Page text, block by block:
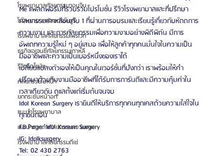
โรงพยาบาลศัลยกรรมวอนจิน
โรงพยาบาลศัลยกรรมอูรี
โรงพยาบาลศัลยกรรมไพรเวท
ธุรกิจเอเจนซี่ศัลยกรรมเกาหลี
รีวิวฉีดไขมัน
ศัลยกรรมใบหน้า
ยกกระชับหน้าอก
แนะนำโรงพยาบาล
แนะนำการทำศัลยกรรมความงาม
โรงพยาบาลศัลยกรรมดีเซ่
Me แพลตฟอร์มที่รวบรวมโปรโมชั่น รีวิวโรงพยาบาลและที่ปรึกษา
ศัลยกรรมเกาหลีอันดับ 1 ที่ผ่านการอบรมและเรียนรู้เกี่ยวกับหัตถการ
ความงาม และการศัลยกรรมเพื่อความงามอย่างพิถีพิถัน มีการ
อัพเดทความรู้ใหม่ ๆ อยู่เสมอ เพื่อให้ลูกค้าทุกคนมั่นใจในความเป็น
มืออาชีพและความเป็นเบอร์หนึ่งของเราได้
เปลี่ยนแปลงตัวเองให้เป็นคุณในเวอร์ชั่นที่ปังกว่า เราพร้อมให้คำ
ปรึกษาด้วยทีมงานมืออาชีพที่ได้รับการการันตีและมีความคุ้มค่าใน
เวลาเดียวกัน ดูแลตั้งแต่เริ่มต้นจนจบ
Idol Korean Surgery เรายินดีให้บริการทุกคนทุกเคสด้วยความใส่ใจใน
ทุกขั้นตอน
FB Page: Idol Korean Surgery
IG: Idolksurgery
Tel: 02 430 2763